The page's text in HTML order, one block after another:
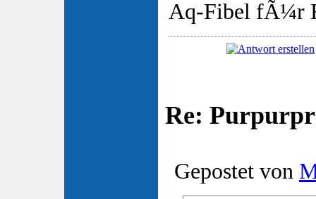
Aq-Fibel fÃ¼r
Re:
Gepostet von